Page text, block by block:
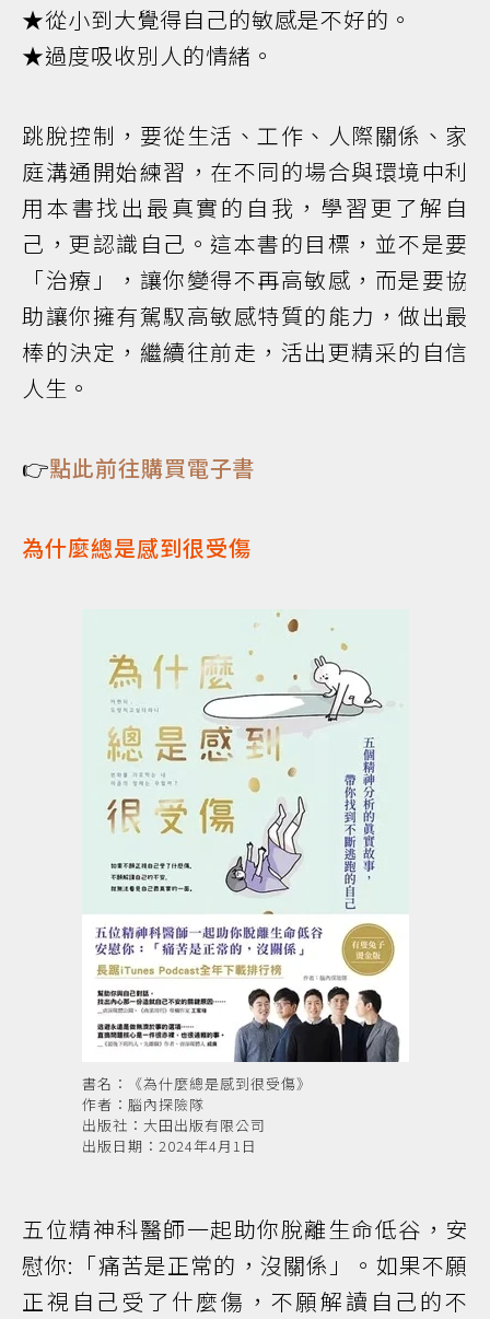
★從小到大覺得自己的敏感是不好的。
★過度吸收別人的情緒。
跳脫控制，要從生活、工作、人際關係、家
庭溝通開始練習，在不同的場合與環境中利
用本書找出最真實的自我，學習更了解自
己，更認識自己。這本書的目標，並不是要
「治療」，讓你變得不再高敏感，而是要協
助讓你擁有駕馭高敏感特質的能力，做出最
棒的決定，繼續往前走，活出更精采的自信
人生。
👉點此前往購買電子書
為什麼總是感到很受傷
書名：《為什麼總是感到很受傷》
作者：腦內探險隊
出版社：大田出版有限公司
出版日期：2024年4月1日
五位精神科醫師一起助你脫離生命低谷，安
慰你:「痛苦是正常的，沒關係」。如果不願
正視自己受了什麼傷，不願解讀自己的不